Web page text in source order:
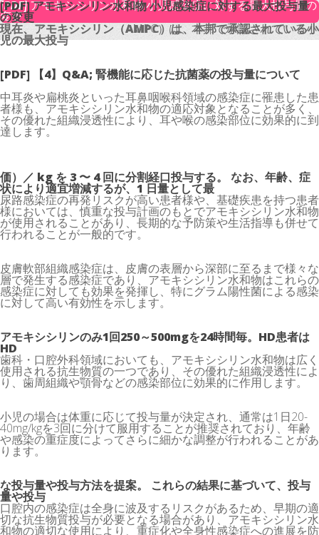
[PDF] アモキシシリン水和物 小児感染症に対する最大投与量の
変更
現在、アモキシシリン（AMPC）は、本邦で承認されている小
児の最大投与
[PDF] 【4】Q&A; 腎機能に応じた抗菌薬の投与量について
中耳炎や扁桃炎といった耳鼻咽喉科領域の感染症に罹患した患
者様も、アモキシシリン水和物の適応対象となることが多く、
その優れた組織浸透性により、耳や喉の感染部位に効果的に到
達します。
価）／ kg を 3 〜 4 回に分割経口投与する。 なお、年齢、症
状により適宜増減するが、1 日量として最
尿路感染症の再発リスクが高い患者様や、基礎疾患を持つ患者
様においては、慎重な投与計画のもとでアモキシシリン水和物
が使用されることがあり、長期的な予防策や生活指導も併せて
行われることが一般的です。
皮膚軟部組織感染症は、皮膚の表層から深部に至るまで様々な
層で発生する感染症であり、アモキシシリン水和物はこれらの
感染症に対しても効果を発揮し、特にグラム陽性菌による感染
に対して高い有効性を示します。
アモキシシリンのみ1回250～500mgを24時間毎。HD患者は
HD
歯科・口腔外科領域においても、アモキシシリン水和物は広く
使用される抗生物質の一つであり、その優れた組織浸透性によ
り、歯周組織や顎骨などの感染部位に効果的に作用します。
小児の場合は体重に応じて投与量が決定され、通常は1日20-
40mg/kgを3回に分けて服用することが推奨されており、年齢
や感染の重症度によってさらに細かな調整が行われることがあ
ります。
な投与量や投与方法を提案。 これらの結果に基づいて、投与
量や投与
口腔内の感染症は全身に波及するリスクがあるため、早期の適
切な抗生物質投与が必要となる場合があり、アモキシシリン水
和物の適切な使用により、重症化や全身性感染症への進展を防
[PDF] アモキシシリン水和物 小児感染症に対する最大投与量
の変更
現在、アモキシシリン（AMPC）は、本邦で承認されている小
児の最大投与